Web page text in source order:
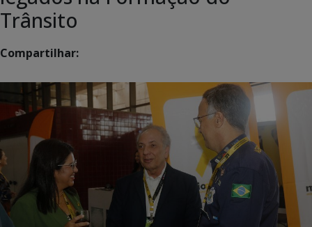
Trânsito
Compartilhar: